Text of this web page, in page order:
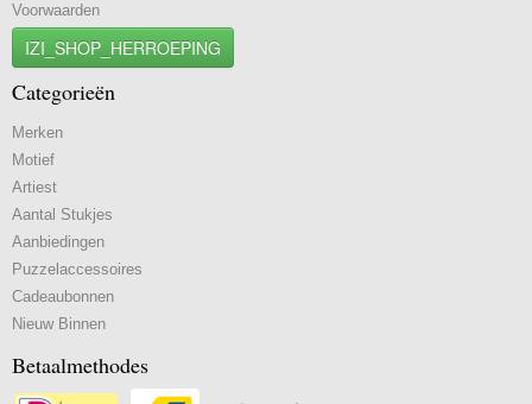
Voorwaarden
IZI_SHOP_HERROEPING
Categorieën
Merken
Motief
Artiest
Aantal Stukjes
Aanbiedingen
Puzzelaccessoires
Cadeaubonnen
Nieuw Binnen
Betaalmethodes